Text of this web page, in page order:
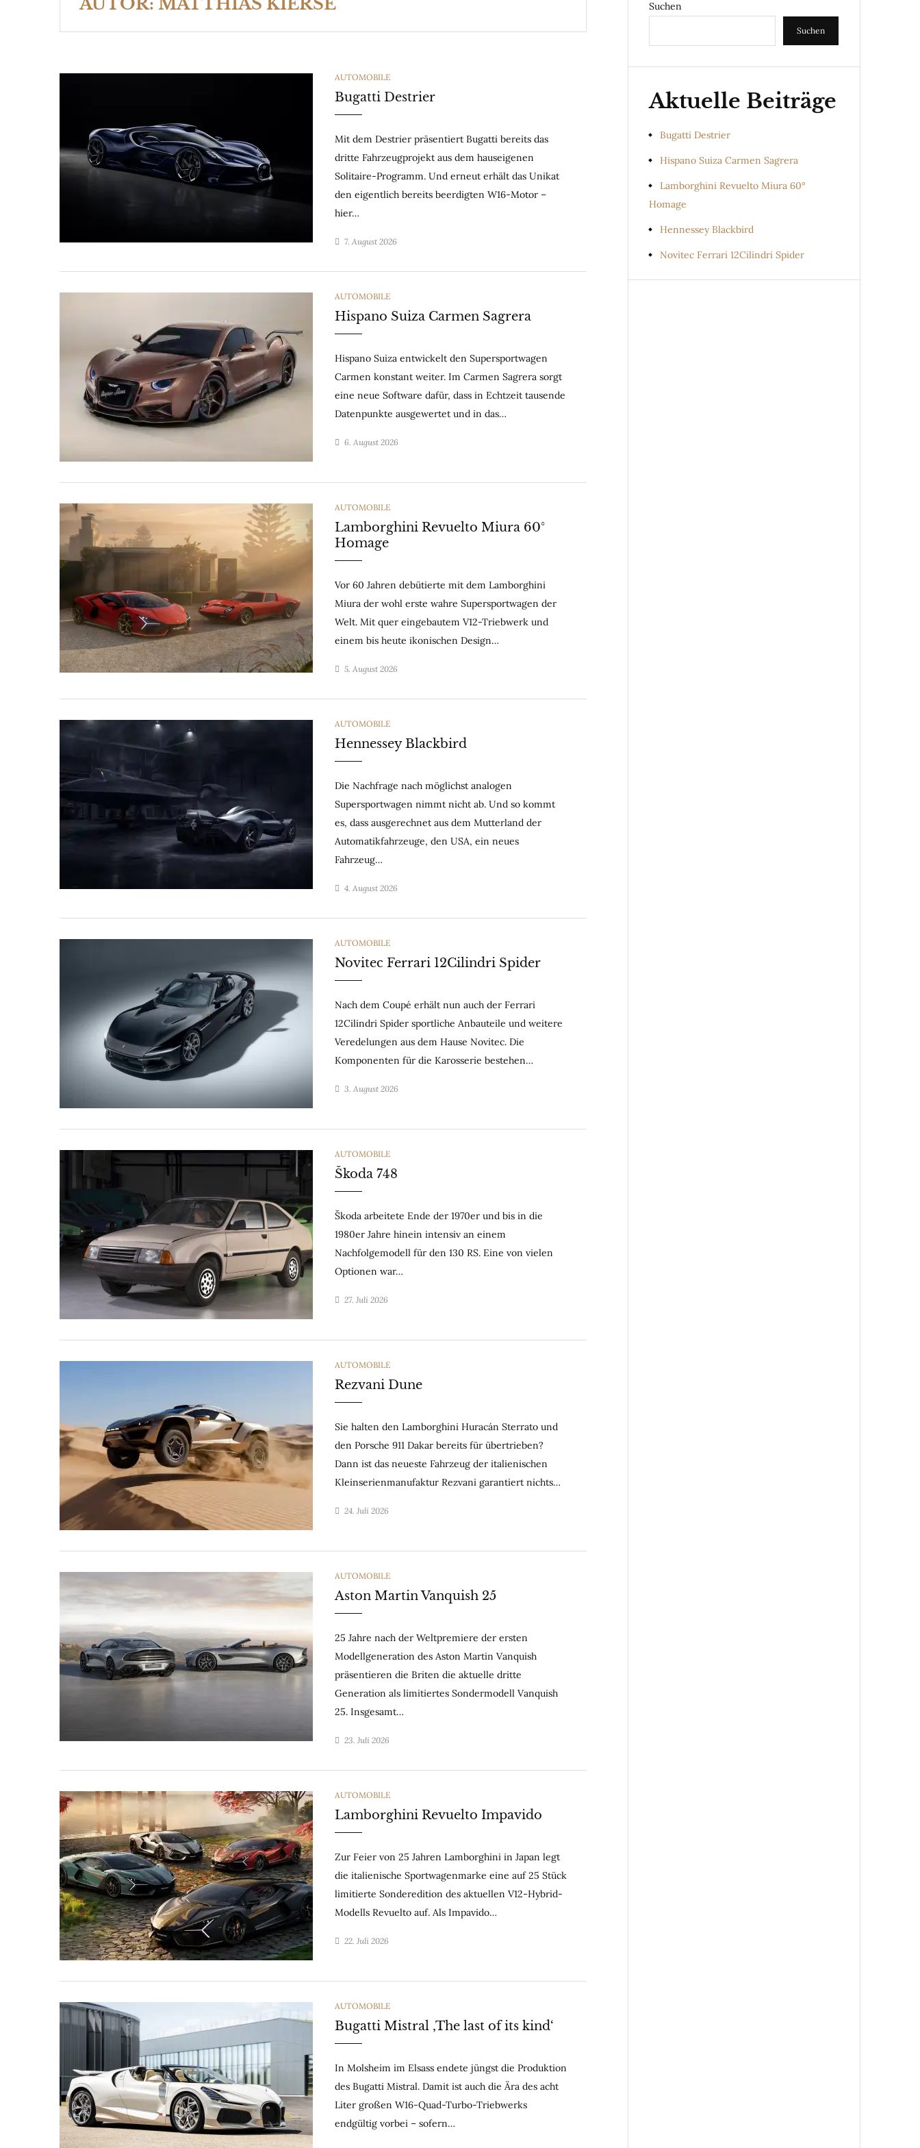
CATEGORIES
AUTOMOBILE
Bugatti Destrier
Mit dem Destrier präsentiert Bugatti bereits das
dritte Fahrzeugprojekt aus dem hauseigenen
Solitaire-Programm. Und erneut erhält das Unikat
den eigentlich bereits beerdigten W16-Motor –
hier…
7. August 2026
CATEGORIES
AUTOMOBILE
Hispano Suiza Carmen Sagrera
Hispano Suiza entwickelt den Supersportwagen
Carmen konstant weiter. Im Carmen Sagrera sorgt
eine neue Software dafür, dass in Echtzeit tausende
Datenpunkte ausgewertet und in das…
6. August 2026
CATEGORIES
AUTOMOBILE
Lamborghini Revuelto Miura 60°
Homage
Vor 60 Jahren debütierte mit dem Lamborghini
Miura der wohl erste wahre Supersportwagen der
Welt. Mit quer eingebautem V12-Triebwerk und
einem bis heute ikonischen Design…
5. August 2026
CATEGORIES
AUTOMOBILE
Hennessey Blackbird
Die Nachfrage nach möglichst analogen
Supersportwagen nimmt nicht ab. Und so kommt
es, dass ausgerechnet aus dem Mutterland der
Automatikfahrzeuge, den USA, ein neues
Fahrzeug…
4. August 2026
CATEGORIES
AUTOMOBILE
Novitec Ferrari 12Cilindri Spider
Nach dem Coupé erhält nun auch der Ferrari
12Cilindri Spider sportliche Anbauteile und weitere
Veredelungen aus dem Hause Novitec. Die
Komponenten für die Karosserie bestehen…
3. August 2026
CATEGORIES
AUTOMOBILE
Škoda 748
Škoda arbeitete Ende der 1970er und bis in die
1980er Jahre hinein intensiv an einem
Nachfolgemodell für den 130 RS. Eine von vielen
Optionen war…
27. Juli 2026
CATEGORIES
AUTOMOBILE
Rezvani Dune
Sie halten den Lamborghini Huracán Sterrato und
den Porsche 911 Dakar bereits für übertrieben?
Dann ist das neueste Fahrzeug der italienischen
Kleinserienmanufaktur Rezvani garantiert nichts…
24. Juli 2026
CATEGORIES
AUTOMOBILE
Aston Martin Vanquish 25
25 Jahre nach der Weltpremiere der ersten
Modellgeneration des Aston Martin Vanquish
präsentieren die Briten die aktuelle dritte
Generation als limitiertes Sondermodell Vanquish
25. Insgesamt…
23. Juli 2026
CATEGORIES
AUTOMOBILE
Lamborghini Revuelto Impavido
Zur Feier von 25 Jahren Lamborghini in Japan legt
die italienische Sportwagenmarke eine auf 25 Stück
limitierte Sonderedition des aktuellen V12-Hybrid-
Modells Revuelto auf. Als Impavido…
22. Juli 2026
CATEGORIES
AUTOMOBILE
Bugatti Mistral ‚The last of its kind‘
In Molsheim im Elsass endete jüngst die Produktion
des Bugatti Mistral. Damit ist auch die Ära des acht
Liter großen W16-Quad-Turbo-Triebwerks
endgültig vorbei – sofern…
Suchen
Suchen
Aktuelle Beiträge
Bugatti Destrier
Hispano Suiza Carmen Sagrera
Lamborghini Revuelto Miura 60°
Homage
Hennessey Blackbird
Novitec Ferrari 12Cilindri Spider